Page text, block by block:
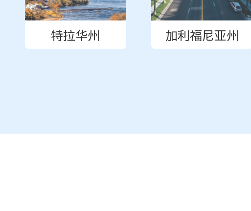
特拉华州 加利福尼亚州